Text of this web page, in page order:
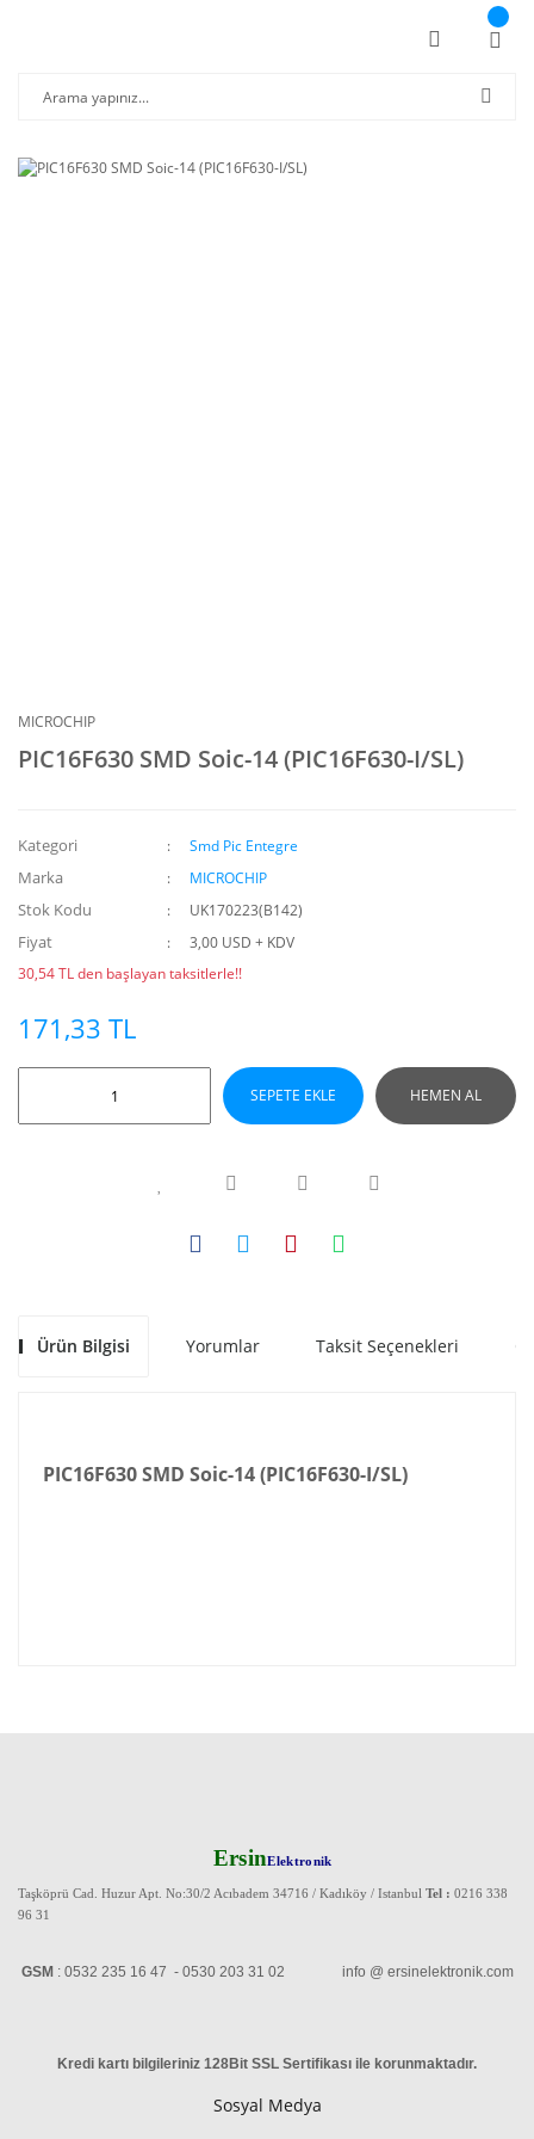
MICROCHIP
PIC16F630 SMD Soic-14 (PIC16F630-I/SL)
Kategori Smd Pic Entegre
Marka MICROCHIP
Stok Kodu UK170223(B142)
Fiyat
3,00 USD + KDV
30,54 TL den başlayan taksitlerle!!
171,33 TL
SEPETE EKLE HEMEN AL
Ürün Bilgisi Yorumlar Taksit Seçenekleri
PIC16F630 SMD Soic-14 (PIC16F630-I/SL)
ErsinElektronik
Taşköprü Cad. Huzur Apt. No:30/2 Acıbadem 34716 / Kadıköy / Istanbul Tel : 0216 338
96 31
GSM : 0532 235 16 47 - 0530 203 31 02 info @ ersinelektronik.com
Kredi kartı bilgileriniz 128Bit SSL Sertifikası ile korunmaktadır.
Sosyal Medya